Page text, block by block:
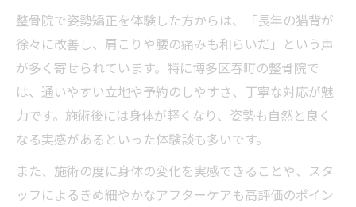
整骨院で姿勢矯正を体験した方からは、「長年の猫背が
徐々に改善し、肩こりや腰の痛みも和らいだ」という声
が多く寄せられています。特に博多区春町の整骨院で
は、通いやすい立地や予約のしやすさ、丁寧な対応が魅
力です。施術後には身体が軽くなり、姿勢も自然と良く
なる実感があるといった体験談も多いです。
また、施術の度に身体の変化を実感できることや、スタ
ッフによるきめ細やかなアフターケアも高評価のポイン